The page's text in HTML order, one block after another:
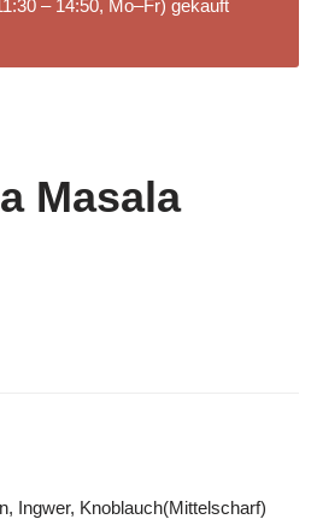
– 14:50, Mo–Fr) gekauft
Masala
Ingwer, Knoblauch(Mittelscharf)